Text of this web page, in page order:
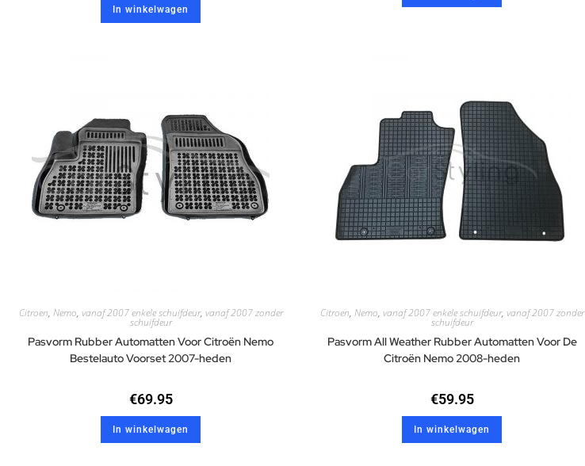
In winkelwagen
Citroen, Nemo, vanaf 2007 enkele schuifdeur, vanaf 2007 zonder
schuifdeur
Pasvorm Rubber Automatten Voor Citroën Nemo
Bestelauto Voorset 2007-heden
€69.95
In winkelwagen
Citroen, Nemo, vanaf 2007 enkele schuifdeur, vanaf 2007 zonder
schuifdeur
Pasvorm All Weather Rubber Automatten Voor De
Citroën Nemo 2008-heden
€59.95
In winkelwagen